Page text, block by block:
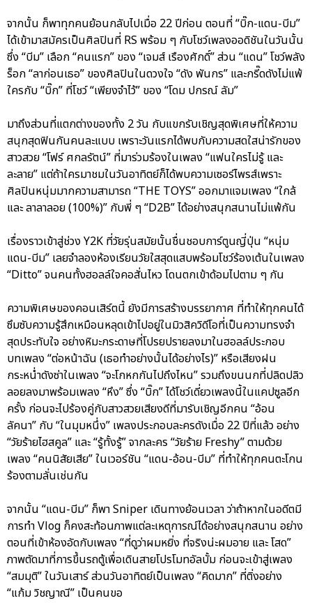
จากนั้น ก็พาทุกคนย้อนกลับไปเมื่อ 22 ปีก่อน ตอนที่ “บิ๊ก-แดน-บีม”
ได้เข้ามาสมัครเป็นศิลปินที่ RS พร้อม ๆ กับโชว์เพลงออดิชันในวันนั้น
ซึ่ง “บีม” เลือก “คนแรก” ของ “เจมส์ เรืองศักดิ์” ส่วน “แดน” โชว์พลัง
ร็อก “ลาก่อนเธอ” ของศิลปินในดวงใจ “ดัง พันกร” และกรี๊ดดังไม่แพ้
ใครกับ “บิ๊ก” ที่โชว์ “เพียงจำไว้” ของ “โดม ปกรณ์ ลัม”
มาถึงส่วนที่แตกต่างของทั้ง 2 วัน กับแขกรับเชิญสุดพิเศษที่ให้ความ
สนุกสุดฟินกันคนละแบบ เพราะวันแรกได้พบกับความสดใสน่ารักของ
สาวสวย “โฟร์ ศกลรัตน์” ที่มาร่วมร้องในเพลง “แฟนใครไม่รู้ และ
ละลาย” แต่ถ้าใครมาชมในวันอาทิตย์ก็ได้พบความเซอร์ไพรส์เพราะ
ศิลปินหนุ่มมากความสามารถ “THE TOYS” ออกมาแจมเพลง “ใกล้
และ ลาลาลอย (100%)” กับพี่ ๆ “D2B” ได้อย่างสนุกสนานไม่แพ้กัน
เรื่องราวเข้าสู่ช่วง Y2K ที่วัยรุ่นสมัยนั้นชื่นชอบการ์ตูนญี่ปุ่น “หนุ่ม
แดน-บีม” เลยจำลองห้องเรียนวัยใสสุดแสบพร้อมโชว์ร้องเต้นในเพลง
“Ditto” จนคนทั้งฮอลล์ใจคอสั่นไหว โดนตกเข้าด้อมไปตาม ๆ กัน
ความพิเศษของคอนเสิร์ตนี้ ยังมีการสร้างบรรยากาศ ที่ทำให้ทุกคนได้
ซึมซับความรู้สึกเหมือนหลุดเข้าไปอยู่ในมิวสิควิดีโอที่เป็นความทรงจำ
สุดประทับใจ อย่างหิมะกระดาษที่โปรยปรายลงมาในฮอลล์ประกอบ
บทเพลง “ต่อหน้าฉัน (เธอทำอย่างนั้นได้อย่างไร)” หรือเสียงฝน
กระหน่ำดังซ่าในเพลง “จะโกหกกันไปถึงไหน” รวมถึงขนนกที่ปลิดปลิว
ลอยลงมาพร้อมเพลง “หึง” ซึ่ง “บิ๊ก” ได้โชว์เดี่ยวเพลงนี้ในแคปซูลอีก
ครั้ง ก่อนจะไปร้องคู่กับสาวสวยเสียงดีที่มารับเชิญอีกคน “อ้อน
ลัคนา” กับ “ในมุมหนึ่ง” เพลงประกอบละครดังเมื่อ 22 ปีที่แล้ว อย่าง
“วัยร้ายไฮสคูล” และ “รู้ทั้งรู้” จากละคร “วัยร้าย Freshy” ตามด้วย
เพลง “คนนิสัยเสีย” ในเวอร์ชัน “แดน-อ้อน-บีม” ที่ทำให้ทุกคนตะโกน
ร้องตามลั่นเช่นกัน
จากนั้น “แดน-บีม” ก็พา Sniper เดินทางย้อนเวลา ว่าถ้าหากในอดีตมี
การทำ Vlog ก็คงสะท้อนภาพแต่ละเหตุการณ์ได้อย่างสนุกสนาน อย่าง
ตอนที่เข้าห้องอัดกับเพลง “ที่ดูว่าผมหยิ่ง ที่จริงน่ะผมอาย และ โสด”
ภาพตัดมาที่การขึ้นรถตู้เพื่อเดินสายโปรโมทอัลบั้ม ก่อนจะเข้าสู่เพลง
“สมมุติ” ในวันเสาร์ ส่วนวันอาทิตย์เป็นเพลง “คิดมาก” ที่ติ่งอย่าง
“แก้ม วิชญาณี” เป็นคนขอ